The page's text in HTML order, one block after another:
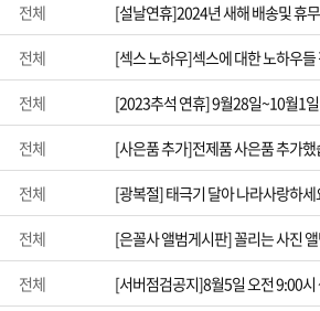
전체 [설날연휴]2024년 새해 배송및 휴
전체 [섹스 노하우]섹스에 대한 노하우
전체 [2023추석 연휴] 9월28일~10월1
전체 [사은품 추가]전제품 사은품 추가
전체 [광복절] 태극기 달아 나라사랑하세
전체 [은꼴사 앨범게시판] 꼴리는 사진
전체 [서버점검공지]8월5일 오전 9:00